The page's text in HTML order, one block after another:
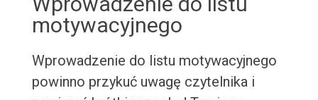
motywacyjnego
Wprowadzenie do listu motywacyjnego
powinno przykuć uwagę czytelnika i